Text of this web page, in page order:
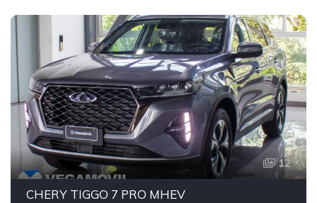
12
CHERY TIGGO 7 PRO MHEV